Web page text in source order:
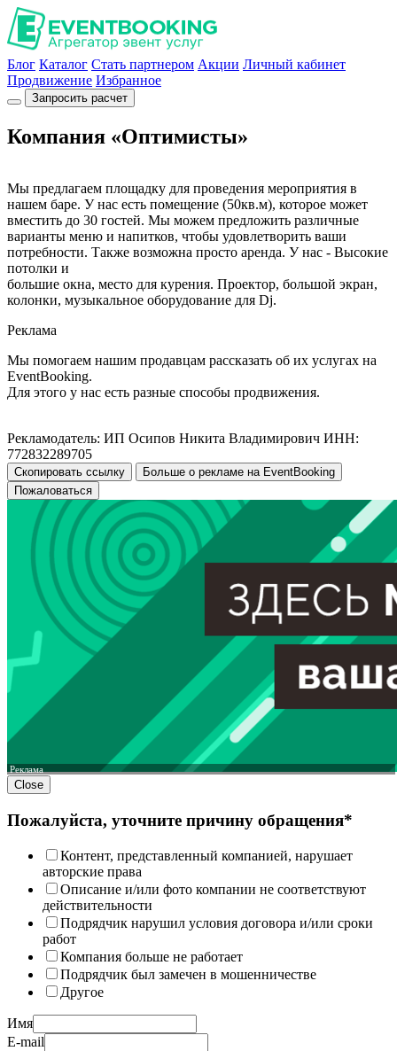
Блог Каталог Стать партнером Акции Личный кабинет
Продвижение Избранное
Запросить расчет
Компания «Оптимисты»
Мы предлагаем площадку для проведения мероприятия в
нашем баре. У нас есть помещение (50кв.м), которое может
вместить до 30 гостей. Мы можем предложить различные
варианты меню и напитков, чтобы удовлетворить ваши
потребности. Также возможна просто аренда. У нас - Высокие
потолки и
большие окна, место для курения. Проектор, большой экран,
колонки, музыкальное оборудование для Dj.
Реклама
Мы помогаем нашим продавцам рассказать об их услугах на
EventBooking.
Для этого у нас есть разные способы продвижения.
Рекламодатель: ИП Осипов Никита Владимирович ИНН:
772832289705
Скопировать ссылку
Больше о рекламе на EventBooking
Пожаловаться
Реклама
Close
Пожалуйста, уточните причину обращения*
Контент, представленный компанией, нарушает
авторские права
Описание и/или фото компании не соответствуют
действительности
Подрядчик нарушил условия договора и/или сроки
работ
Компания больше не работает
Подрядчик был замечен в мошенничестве
Другое
Имя
E-mail